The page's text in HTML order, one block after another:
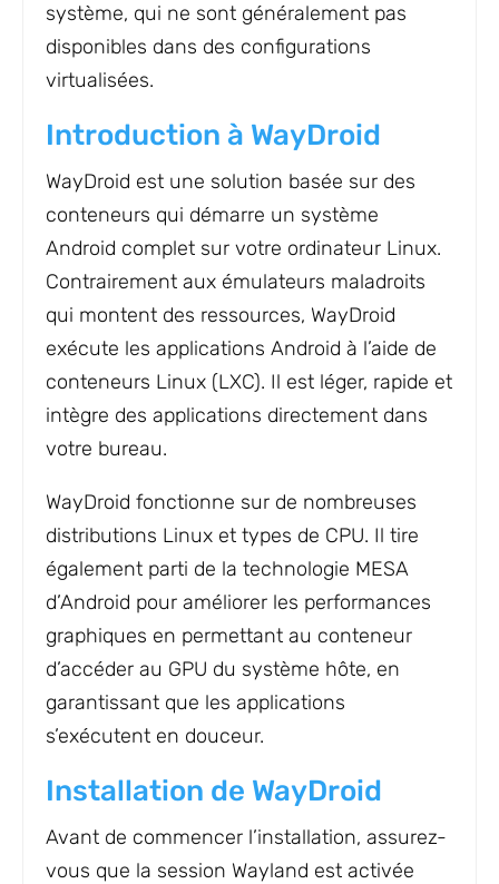
système, qui ne sont généralement pas
disponibles dans des configurations
virtualisées.
Introduction à WayDroid
WayDroid est une solution basée sur des
conteneurs qui démarre un système
Android complet sur votre ordinateur Linux.
Contrairement aux émulateurs maladroits
qui montent des ressources, WayDroid
exécute les applications Android à l’aide de
conteneurs Linux (LXC). Il est léger, rapide et
intègre des applications directement dans
votre bureau.
WayDroid fonctionne sur de nombreuses
distributions Linux et types de CPU. Il tire
également parti de la technologie MESA
d’Android pour améliorer les performances
graphiques en permettant au conteneur
d’accéder au GPU du système hôte, en
garantissant que les applications
s’exécutent en douceur.
Installation de WayDroid
Avant de commencer l’installation, assurez-
vous que la session Wayland est activée